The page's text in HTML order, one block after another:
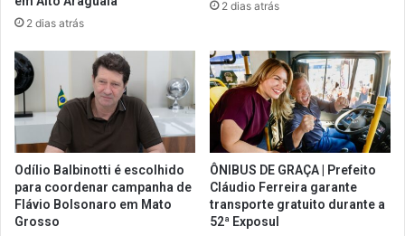
2 dias atrás
2 dias atrás
Odílio Balbinotti é escolhido
para coordenar campanha de
Flávio Bolsonaro em Mato
Grosso
ÔNIBUS DE GRAÇA | Prefeito
Cláudio Ferreira garante
transporte gratuito durante a
52ª Exposul